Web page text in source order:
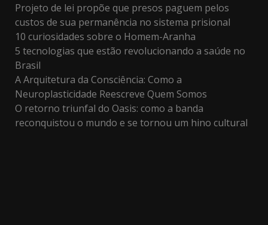
Projeto de lei propõe que presos paguem pelos
custos de sua permanência no sistema prisional
10 curiosidades sobre o Homem-Aranha
5 tecnologias que estão revolucionando a saúde no
Brasil
A Arquitetura da Consciência: Como a
Neuroplasticidade Reescreve Quem Somos
O retorno triunfal do Oasis: como a banda
reconquistou o mundo e se tornou um hino cultural